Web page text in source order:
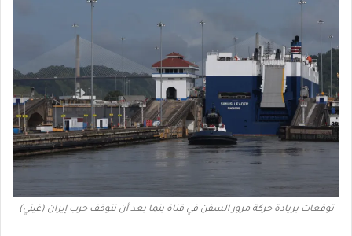
توقعات بزيادة حركة مرور السفن في قناة بنما بعد أن تتوقف حرب إيران (غيتي)